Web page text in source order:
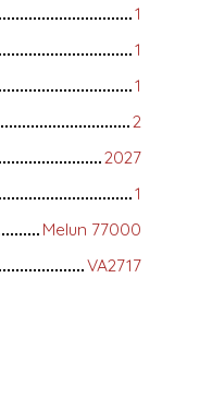
1
1
1
2
2027
1
Melun 77000
VA2717